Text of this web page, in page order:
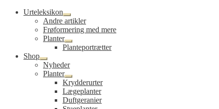
Urteleksikon
Udfold
undermenu
Andre artikler
Frøformering med mere
Planter
Udfold
undermenu
Planteportrætter
Shop
Udfold
undermenu
Nyheder
Planter
Udfold
undermenu
Krydderurter
Lægeplanter
Duftgeranier